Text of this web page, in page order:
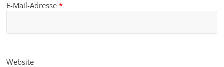
E-Mail-Adresse*
Website